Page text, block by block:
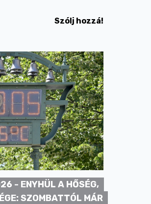
Szólj hozzá!
- ENYHÜL A HŐSÉG,
SZOMBATTÓL MÁR